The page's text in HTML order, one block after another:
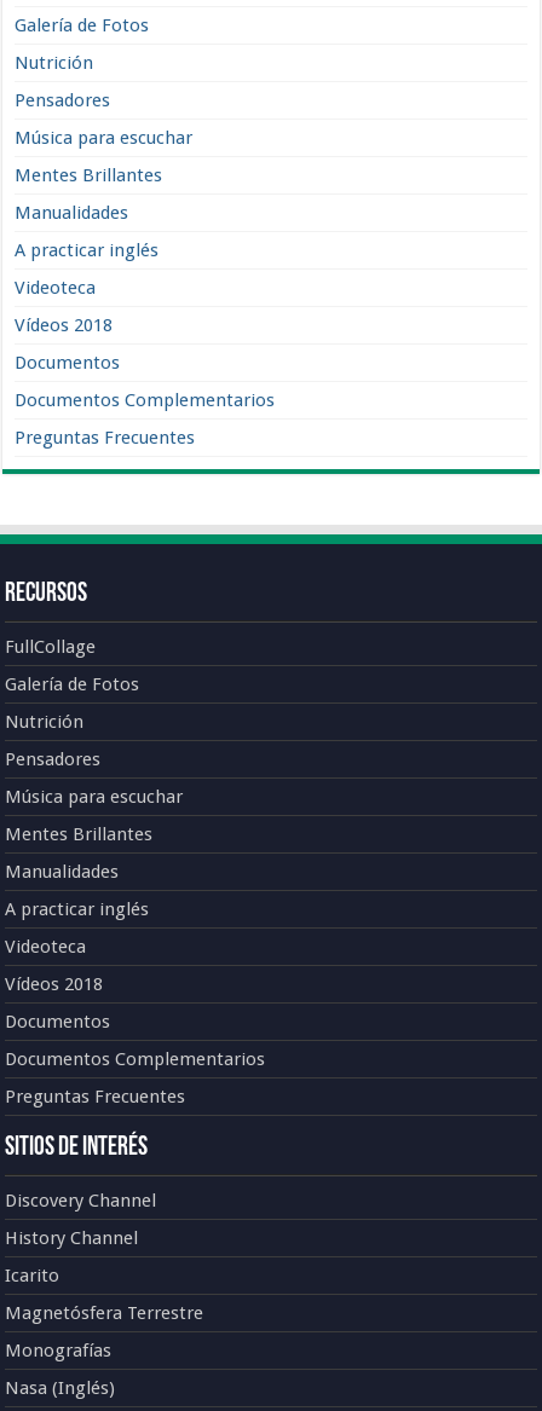
Galería de Fotos
Nutrición
Pensadores
Música para escuchar
Mentes Brillantes
Manualidades
A practicar inglés
Videoteca
Vídeos 2018
Documentos
Documentos Complementarios
Preguntas Frecuentes
Recursos
FullCollage
Galería de Fotos
Nutrición
Pensadores
Música para escuchar
Mentes Brillantes
Manualidades
A practicar inglés
Videoteca
Vídeos 2018
Documentos
Documentos Complementarios
Preguntas Frecuentes
Sitios de Interés
Discovery Channel
History Channel
Icarito
Magnetósfera Terrestre
Monografías
Nasa (Inglés)